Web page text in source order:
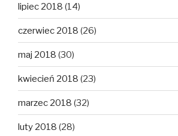
lipiec 2018 (14)
czerwiec 2018 (26)
maj 2018 (30)
kwiecień 2018 (23)
marzec 2018 (32)
luty 2018 (28)